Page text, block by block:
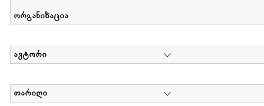
ორგანიზაცია
ავტორი
თარიღი